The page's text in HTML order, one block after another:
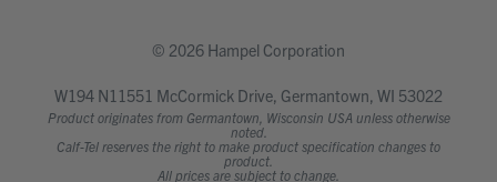
© 2026 Hampel Corporation
W194 N11551 McCormick Drive, Germantown, WI 53022
Product originates from Germantown, Wisconsin USA unless otherwise
noted.
Calf-Tel reserves the right to make product specification changes to
product.
All prices are subject to change.